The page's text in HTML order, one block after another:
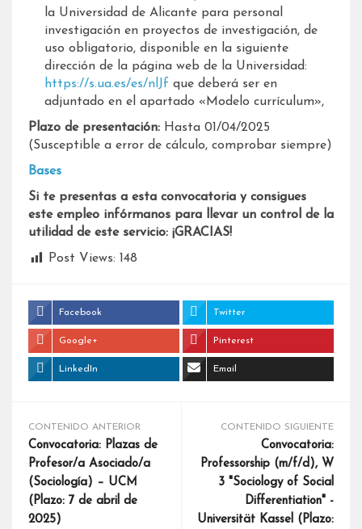
la Universidad de Alicante para personal
investigación en proyectos de investigación, de
uso obligatorio, disponible en la siguiente
dirección de la página web de la Universidad:
https://s.ua.es/es/nlJf que deberá ser en
adjuntado en el apartado «Modelo currículum»,
Plazo de presentación: Hasta 01/04/2025
(Susceptible a error de cálculo, comprobar siempre)
Bases
Si te presentas a esta convocatoria y consigues
este empleo infórmanos para llevar un control de la
utilidad de este servicio: ¡GRACIAS!
Post Views: 148
Facebook Twitter
Google+ Pinterest
LinkedIn Email
CONTENIDO ANTERIOR
Convocatoria: Plazas de
Profesor/a Asociado/a
(Sociología) – UCM
(Plazo: 7 de abril de
2025)
CONTENIDO SIGUIENTE
Convocatoria:
Professorship (m/f/d), W
3 "Sociology of Social
Differentiation" -
Universität Kassel (Plazo: